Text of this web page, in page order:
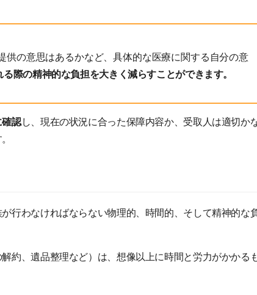
供の意思はあるかなど、具体的な医療に関する自分の意
際の精神的な負担を大きく減らすことができます。
確認し、現在の状況に合った保障内容か、受取人は適切か
行わなければならない物理的、時間的、そして精神的な
約、遺品整理など）は、想像以上に時間と労力がかかる